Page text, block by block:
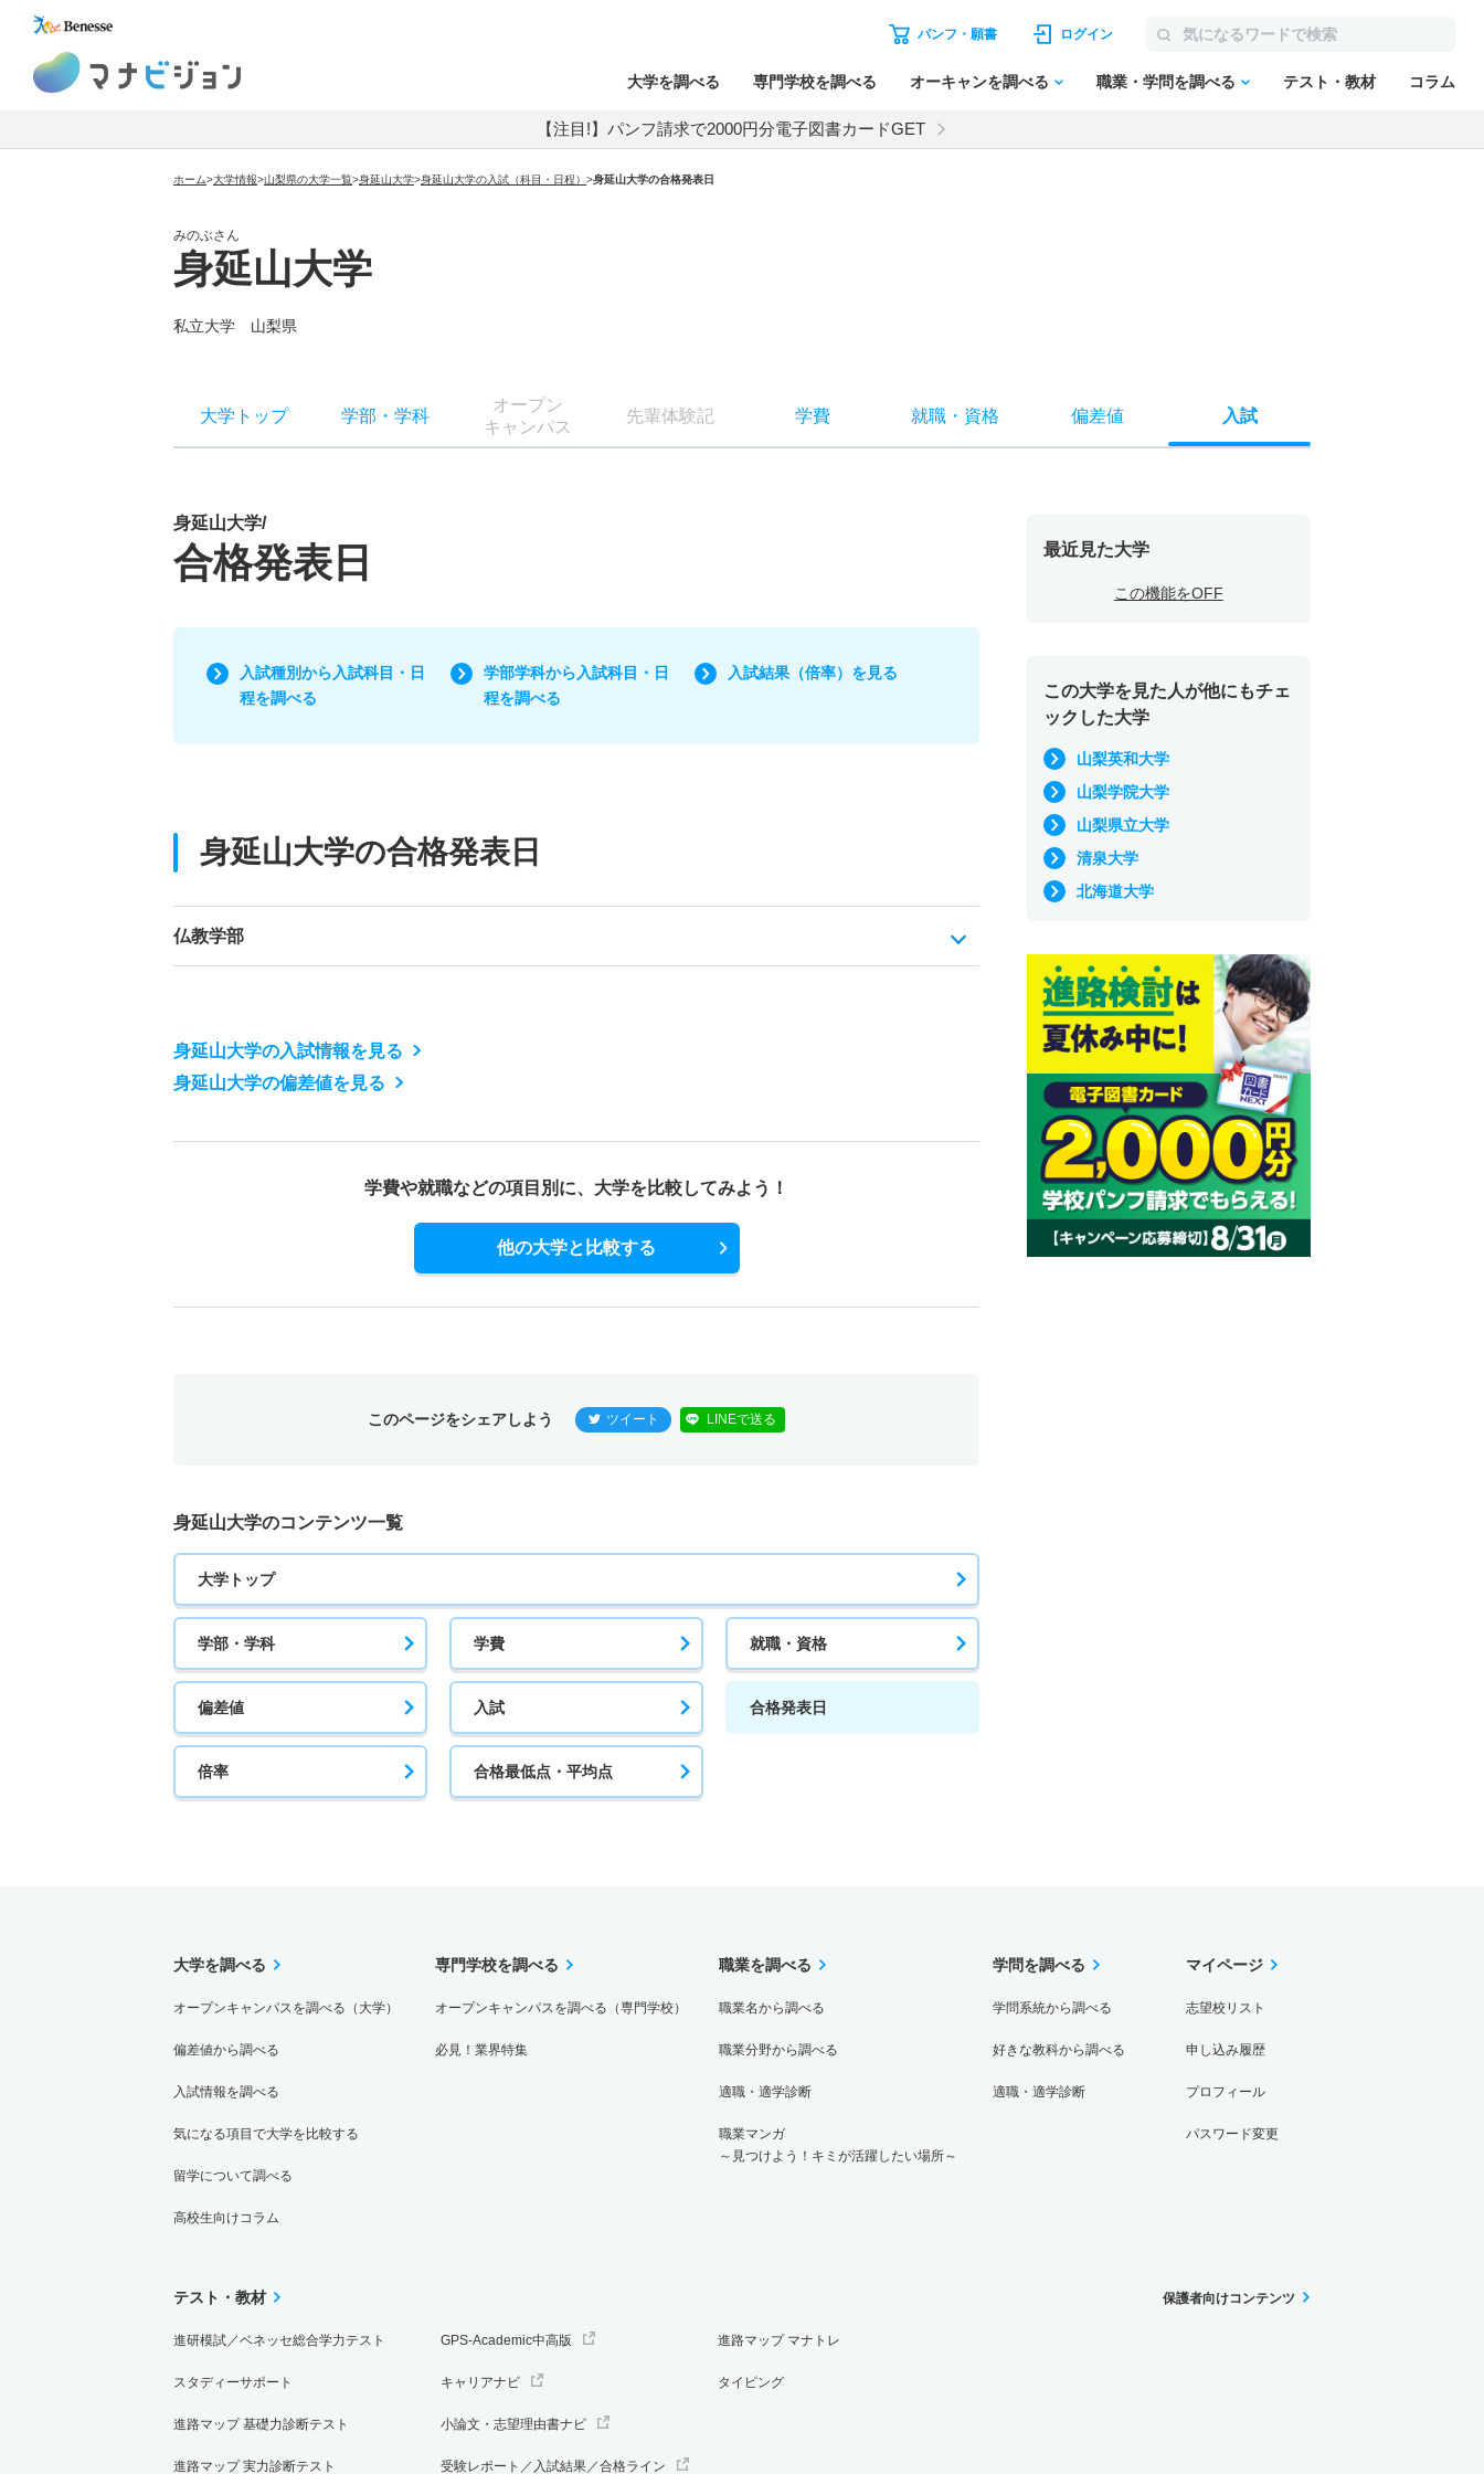
パンフ・願書 ログイン
大学を調べる 専門学校を調べる オーキャンを調べる 職業・学問を調べる テスト・教材 コラム
【注目!】パンフ請求で2000円分電子図書カードGET
ホーム>大学情報>山梨県の大学一覧>身延山大学>身延山大学の入試（科目・日程） >身延山大学の合格発表日
みのぶさん
身延山大学
私立大学 山梨県
大学トップ 学部 ・ 学科
オープン
キャンパス
先輩体験記 学費 就職・ 資格 偏差値 入試
身延山大学/
合格発表日
入試種別から入試科目・日
程を調べる
学部学科から入試科目・日
程を調べる
入試結果（倍率）を見る
身延山大学の合格発表日
仏教学部
身延山大学の入試情報を見る
身延山大学の偏差値を見る
学費や就職などの項目別に、 大学を比較してみよう！
他の大学と比較する
このページをシェアしよう ツイート LINEで送る
身延山大学のコンテンツ一覧
大学トップ
学部・学科 学費 就職・資格
偏差値 入試 合格発表日
倍率 合格最低点・平均点
最近見た大学
この機能をOFF
この大学を見た人が他にもチェ
ックした大学
山梨英和大学
山梨学院大学
山梨県立大学
清泉大学
北海道大学
大学を調べる
オープンキャンパスを調べる（大学）
偏差値から調べる
入試情報を調べる
気になる項目で大学を比較する
留学について調べる
高校生向けコラム
専門学校を調べる
オープンキャンパスを調べる（専門学校）
必見！業界特集
職業を調べる
職業名から調べる
職業分野から調べる
適職・適学診断
職業マンガ
～見つけよう！キミが活躍したい場所～
学問を調べる
学問系統から調べる
好きな教科から調べる
適職・適学診断
マイページ
志望校リスト
申し込み履歴
プロフィール
パスワード変更
テスト・教材
進研模試／ベネッセ総合学力テスト
スタディーサポート
進路マップ 基礎力診断テスト
進路マップ 実力診断テスト
GPS-Academic中高版
キャリアナビ
小論文・志望理由書ナビ
受験レポート／入試結果／合格ライン
進路マップ マナトレ
タイピング
保護者向けコンテンツ